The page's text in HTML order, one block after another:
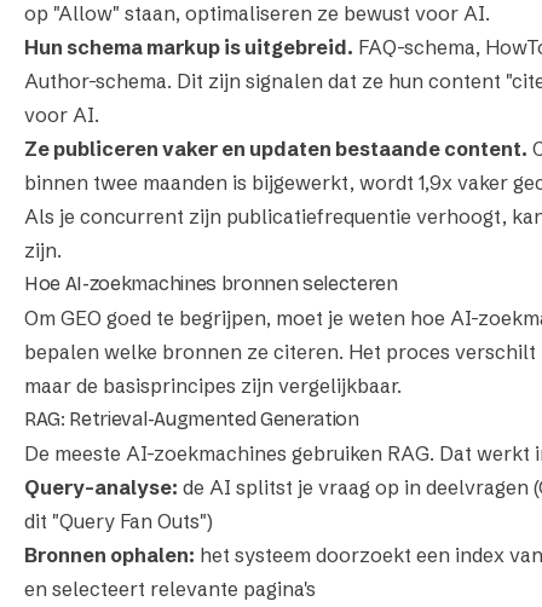
op "Allow" staan, optimaliseren ze bewust voor AI.
Hun schema markup is uitgebreid. FAQ-schema,
Author-schema. Dit zijn signalen dat ze hun content
voor AI.
Ze publiceren vaker en updaten bestaande content.
binnen twee maanden is bijgewerkt, wordt 1,9x vaker
Als je concurrent zijn publicatiefrequentie verhoogt,
zijn.
Hoe AI-zoekmachines bronnen selecteren
Om GEO goed te begrijpen, moet je weten hoe AI-
bepalen welke bronnen ze citeren. Het proces
maar de basisprincipes zijn vergelijkbaar.
RAG: Retrieval-Augmented Generation
De meeste AI-zoekmachines gebruiken RAG. Dat werkt
Query-analyse: de AI splitst je vraag op in deelvragen
dit "Query Fan Outs")
Bronnen ophalen: het systeem doorzoekt een index
en selecteert relevante pagina's